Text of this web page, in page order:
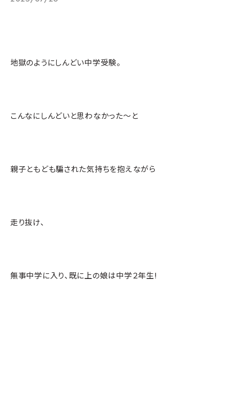
地獄のようにしんどい中学受験。
こんなにしんどいと思わなかった～と
親子ともども騙された気持ちを抱えながら
走り抜け、
無事中学に入り、既に上の娘は中学２年生!